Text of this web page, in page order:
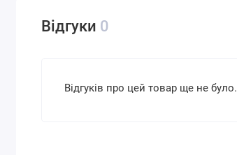
Відгуки 0
Відгуків про цей товар ще не було.